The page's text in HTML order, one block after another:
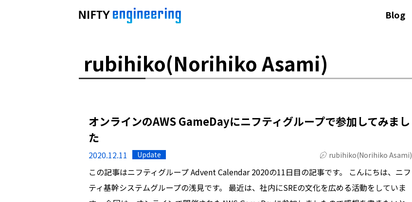
Blog
rubihiko(Norihiko Asami)
オンラインのAWS GameDayにニフティグループで参加してみまし
た
2020.12.11 Update rubihiko(Norihiko Asami)
この記事はニフティグループ Advent Calendar 2020の11日目の記事です。 こんにちは、ニフ
ティ基幹システムグループの浅見です。 最近は、社内にSREの文化を広める活動をしていま